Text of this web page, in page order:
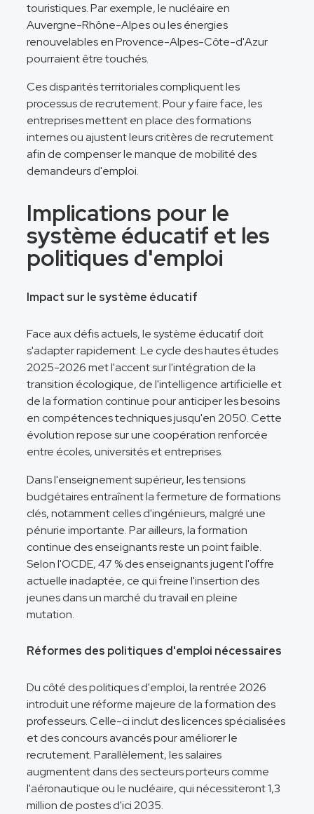
touristiques. Par exemple, le nucléaire en
Auvergne-Rhône-Alpes ou les énergies
renouvelables en Provence-Alpes-Côte-d'Azur
pourraient être touchés.
Ces disparités territoriales compliquent les
processus de recrutement. Pour y faire face, les
entreprises mettent en place des formations
internes ou ajustent leurs critères de recrutement
afin de compenser le manque de mobilité des
demandeurs d'emploi.
Implications pour le
système éducatif et les
politiques d'emploi
Impact sur le système éducatif
Face aux défis actuels, le système éducatif doit
s'adapter rapidement. Le cycle des hautes études
2025-2026 met l'accent sur l'intégration de la
transition écologique, de l'intelligence artificielle et
de la formation continue pour anticiper les besoins
en compétences techniques jusqu'en 2050. Cette
évolution repose sur une coopération renforcée
entre écoles, universités et entreprises.
Dans l'enseignement supérieur, les tensions
budgétaires entraînent la fermeture de formations
clés, notamment celles d'ingénieurs, malgré une
pénurie importante. Par ailleurs, la formation
continue des enseignants reste un point faible.
Selon l'OCDE, 47 % des enseignants jugent l'offre
actuelle inadaptée, ce qui freine l'insertion des
jeunes dans un marché du travail en pleine
mutation.
Réformes des politiques d'emploi nécessaires
Du côté des politiques d'emploi, la rentrée 2026
introduit une réforme majeure de la formation des
professeurs. Celle-ci inclut des licences spécialisées
et des concours avancés pour améliorer le
recrutement. Parallèlement, les salaires
augmentent dans des secteurs porteurs comme
l'aéronautique ou le nucléaire, qui nécessiteront 1,3
million de postes d'ici 2035.